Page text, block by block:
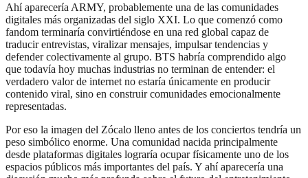
Ahí aparecería ARMY, probablemente una de las comunidades
digitales más organizadas del siglo XXI. Lo que comenzó como
fandom terminaría convirtiéndose en una red global capaz de
traducir entrevistas, viralizar mensajes, impulsar tendencias y
defender colectivamente al grupo. BTS habría comprendido algo
que todavía hoy muchas industrias no terminan de entender: el
verdadero valor de internet no estaría únicamente en producir
contenido viral, sino en construir comunidades emocionalmente
representadas.
Por eso la imagen del Zócalo lleno antes de los conciertos tendría un
peso simbólico enorme. Una comunidad nacida principalmente
desde plataformas digitales lograría ocupar físicamente uno de los
espacios públicos más importantes del país. Y ahí aparecería una